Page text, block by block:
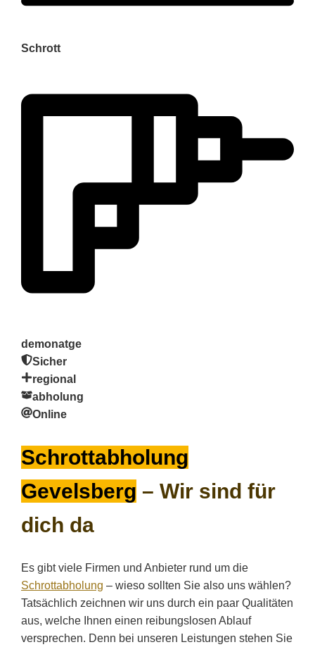
Schrott
demonatge
Sicher
regional
abholung
Online
Schrottabholung
Gevelsberg – Wir sind für
dich da
Es gibt viele Firmen und Anbieter rund um die
Schrottabholung – wieso sollten Sie also uns wählen?
Tatsächlich zeichnen wir uns durch ein paar Qualitäten
aus, welche Ihnen einen reibungslosen Ablauf
versprechen. Denn bei unseren Leistungen stehen Sie